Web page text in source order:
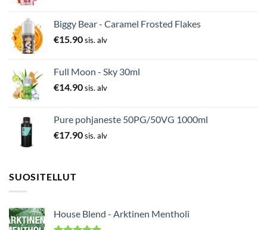
Biggy Bear - Caramel Frosted Flakes
€15.90sis. alv
Full Moon - Sky 30ml
€14.90sis. alv
Pure pohjaneste 50PG/50VG 1000ml
€17.90sis. alv
SUOSITELLUT
House Blend - Arktinen Mentholi